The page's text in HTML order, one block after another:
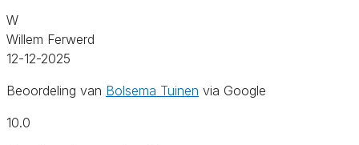
W
Willem Ferwerd
12-12-2025
Beoordeling van Bolsema Tuinen via Google
10.0